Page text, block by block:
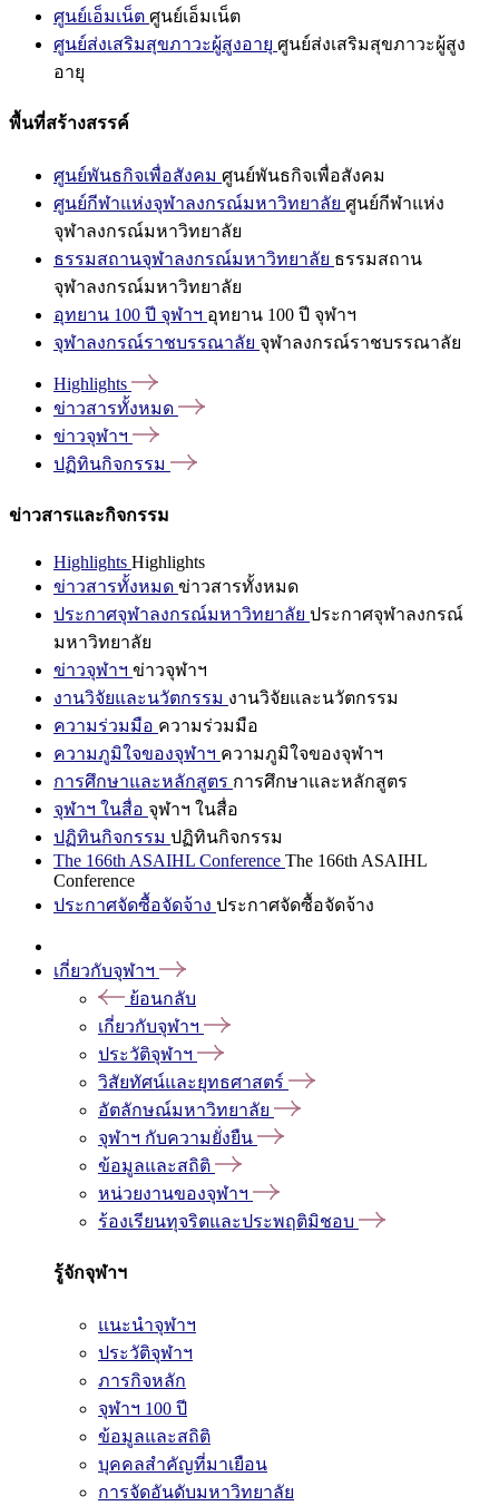
ศูนย์เอ็มเน็ต ศูนย์เอ็มเน็ต
ศูนย์ส่งเสริมสุขภาวะผู้สูงอายุ ศูนย์ส่งเสริมสุขภาวะผู้สูง
อายุ
พื้นที่สร้างสรรค์
ศูนย์พันธกิจเพื่อสังคม ศูนย์พันธกิจเพื่อสังคม
ศูนย์กีฬาแห่งจุฬาลงกรณ์มหาวิทยาลัย ศูนย์กีฬาแห่ง
จุฬาลงกรณ์มหาวิทยาลัย
ธรรมสถานจุฬาลงกรณ์มหาวิทยาลัย ธรรมสถาน
จุฬาลงกรณ์มหาวิทยาลัย
อุทยาน 100 ปี จุฬาฯ อุทยาน 100 ปี จุฬาฯ
จุฬาลงกรณ์ราชบรรณาลัย จุฬาลงกรณ์ราชบรรณาลัย
Highlights
ข่าวสารทั้งหมด
ข่าวจุฬาฯ
ปฏิทินกิจกรรม
ข่าวสารและกิจกรรม
Highlights Highlights
ข่าวสารทั้งหมด ข่าวสารทั้งหมด
ประกาศจุฬาลงกรณ์มหาวิทยาลัย ประกาศจุฬาลงกรณ์
มหาวิทยาลัย
ข่าวจุฬาฯ ข่าวจุฬาฯ
งานวิจัยและนวัตกรรม งานวิจัยและนวัตกรรม
ความร่วมมือ ความร่วมมือ
ความภูมิใจของจุฬาฯ ความภูมิใจของจุฬาฯ
การศึกษาและหลักสูตร การศึกษาและหลักสูตร
จุฬาฯ ในสื่อ จุฬาฯ ในสื่อ
ปฏิทินกิจกรรม ปฏิทินกิจกรรม
The 166th ASAIHL Conference The 166th ASAIHL
Conference
ประกาศจัดซื้อจัดจ้าง ประกาศจัดซื้อจัดจ้าง
เกี่ยวกับจุฬาฯ
ย้อนกลับ
เกี่ยวกับจุฬาฯ
ประวัติจุฬาฯ
วิสัยทัศน์และยุทธศาสตร์
อัตลักษณ์มหาวิทยาลัย
จุฬาฯ กับความยั่งยืน
ข้อมูลและสถิติ
หน่วยงานของจุฬาฯ
ร้องเรียนทุจริตและประพฤติมิชอบ
รู้จักจุฬาฯ
แนะนำจุฬาฯ
ประวัติจุฬาฯ
ภารกิจหลัก
จุฬาฯ 100 ปี
ข้อมูลและสถิติ
บุคคลสำคัญที่มาเยือน
การจัดอันดับมหาวิทยาลัย